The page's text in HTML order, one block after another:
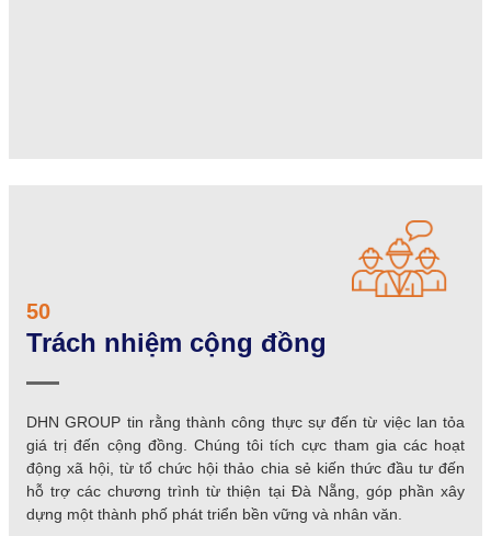
50
Trách nhiệm cộng đồng
DHN GROUP tin rằng thành công thực sự đến từ việc lan tỏa
giá trị đến cộng đồng. Chúng tôi tích cực tham gia các hoạt
động xã hội, từ tổ chức hội thảo chia sẻ kiến thức đầu tư đến
hỗ trợ các chương trình từ thiện tại Đà Nẵng, góp phần xây
dựng một thành phố phát triển bền vững và nhân văn.